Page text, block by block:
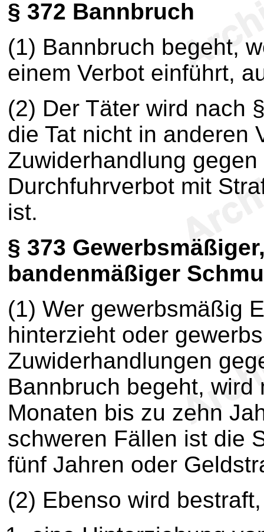
§ 372 Bannbruch
(1) Bannbruch begeht,
einem Verbot einführt,
(2) Der Täter wird nach
die Tat nicht in anderen
Zuwiderhandlung
Durchfuhrverbot mit
ist.
§ 373
bandenmäßiger
(1) Wer gewerbsmäßig
hinterzieht oder
Zuwiderhandlungen
Bannbruch begeht,
Monaten bis zu zehn
schweren Fällen ist die
fünf Jahren oder
(2) Ebenso wird